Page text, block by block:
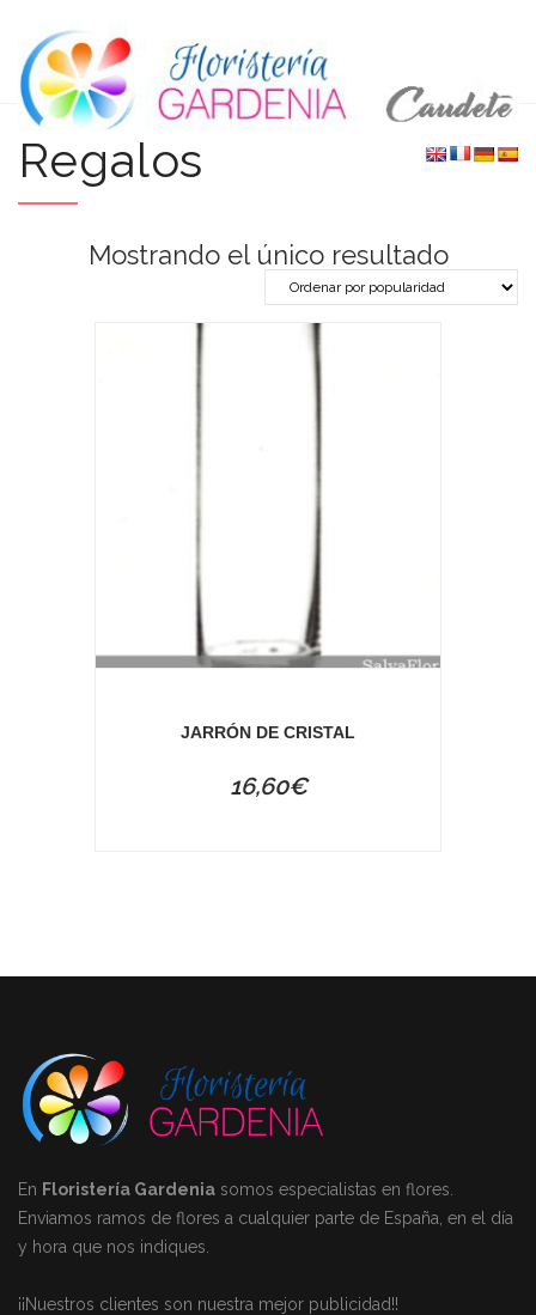
Regalos
Mostrando el único resultado
JARRÓN DE CRISTAL
16,60€
En Floristería Gardenia somos especialistas en flores.
Enviamos ramos de flores a cualquier parte de España, en el día
y hora que nos indiques.
¡¡Nuestros clientes son nuestra mejor publicidad!!